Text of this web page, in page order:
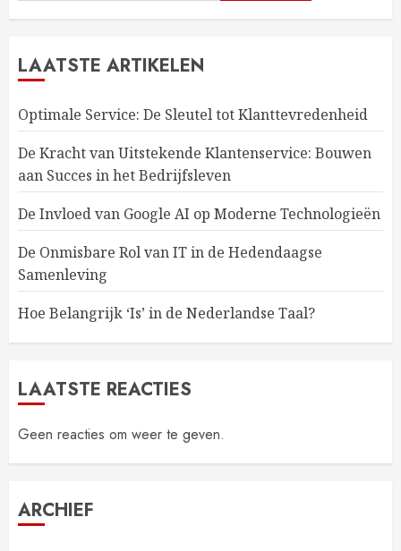
LAATSTE ARTIKELEN
Optimale Service: De Sleutel tot Klanttevredenheid
De Kracht van Uitstekende Klantenservice: Bouwen
aan Succes in het Bedrijfsleven
De Invloed van Google AI op Moderne Technologieën
De Onmisbare Rol van IT in de Hedendaagse
Samenleving
Hoe Belangrijk ‘Is’ in de Nederlandse Taal?
LAATSTE REACTIES
Geen reacties om weer te geven.
ARCHIEF